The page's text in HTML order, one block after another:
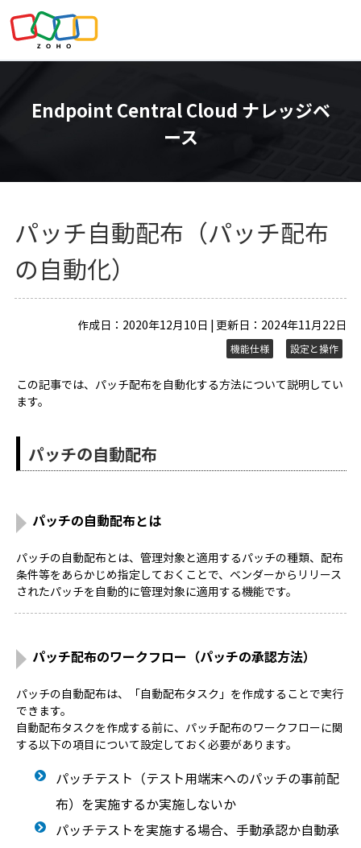
Endpoint Central Cloud ナレッジベ
ース
パッチ自動配布（パッチ配布
の自動化）
作成日：2020年12月10日 | 更新日：2024年11月22日
機能仕様 設定と操作
この記事では、パッチ配布を自動化する方法について説明してい
ます。
パッチの自動配布
パッチの自動配布とは
パッチの自動配布とは、管理対象と適用するパッチの種類、配布
条件等をあらかじめ指定しておくことで、ベンダーからリリース
されたパッチを自動的に管理対象に適用する機能です。
パッチ配布のワークフロー（パッチの承認方法）
パッチの自動配布は、「自動配布タスク」を作成することで実行
できます。
自動配布タスクを作成する前に、パッチ配布のワークフローに関
する以下の項目について設定しておく必要があります。
パッチテスト（テスト用端末へのパッチの事前配
布）を実施するか実施しないか
パッチテストを実施する場合、手動承認か自動承